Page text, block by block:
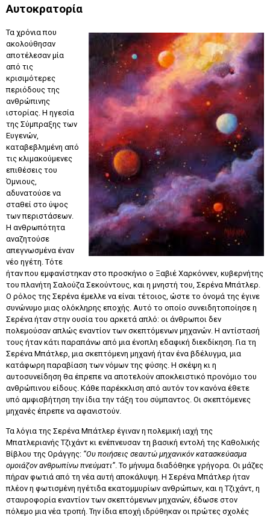
Αυτοκρατορία
Τα χρόνια που
ακολούθησαν
αποτέλεσαν μία
από τις
κρισιμότερες
περιόδους της
ανθρώπινης
ιστορίας. Η ηγεσία
της Σύμπραξης των
Ευγενών,
καταβεβλημένη από
τις κλιμακούμενες
επιθέσεις του
Όμνιους,
αδυνατούσε να
σταθεί στο ύψος
των περιστάσεων.
Η ανθρωπότητα
αναζητούσε
απεγνωσμένα έναν
νέο ηγέτη. Τότε
ήταν που εμφανίστηκαν στο προσκήνιο ο Ξαβιέ Χαρκόννεν, κυβερνήτης
του πλανήτη Σαλούζα Σεκούντους, και η μνηστή του, Σερένα Μπάτλερ.
Ο ρόλος της Σερένα έμελλε να είναι τέτοιος, ώστε το όνομά της έγινε
συνώνυμο μιας ολόκληρης εποχής. Αυτό το οποίο συνειδητοποίησε η
Σερένα ήταν στην ουσία του αρκετά απλό: οι άνθρωποι δεν
πολεμούσαν απλώς εναντίον των σκεπτόμενων μηχανών. Η αντίστασή
τους ήταν κάτι παραπάνω από μια ένοπλη εδαφική διεκδίκηση. Για τη
Σερένα Μπάτλερ, μια σκεπτόμενη μηχανή ήταν ένα βδέλυγμα, μια
κατάφωρη παραβίαση των νόμων της φύσης. Η σκέψη κι η
αυτοσυνείδηση θα έπρεπε να αποτελούν αποκλειστικό προνόμιο του
ανθρώπινου είδους. Κάθε παρέκκλιση από αυτόν τον κανόνα έθετε
υπό αμφισβήτηση την ίδια την τάξη του σύμπαντος. Οι σκεπτόμενες
μηχανές έπρεπε να αφανιστούν.
Τα λόγια της Σερένα Μπάτλερ έγιναν η πολεμική ιαχή της
Μπατλεριανής Τζιχάντ κι ενέπνευσαν τη βασική εντολή της Καθολικής
Βίβλου της Οράγγης: “Ου ποιήσεις σεαυτώ μηχανικόν κατασκεύασμα
ομοιάζον ανθρωπίνω πνεύματι”. Το μήνυμα διαδόθηκε γρήγορα. Οι μάζες
πήραν φωτιά από τη νέα αυτή αποκάλυψη. Η Σερένα Μπάτλερ ήταν
πλέον η φωτισμένη ηγέτιδα εκατομμυρίων ανθρώπων, και η Τζιχάντ, η
σταυροφορία εναντίον των σκεπτόμενων μηχανών, έδωσε στον
πόλεμο μια νέα τροπή. Την ίδια εποχή ιδρύθηκαν οι πρώτες σχολές